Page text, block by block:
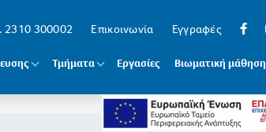
2310 300002 Επικοινωνία Εγγραφές
Τμήματα Εργασίες Βιωματική μάθηση